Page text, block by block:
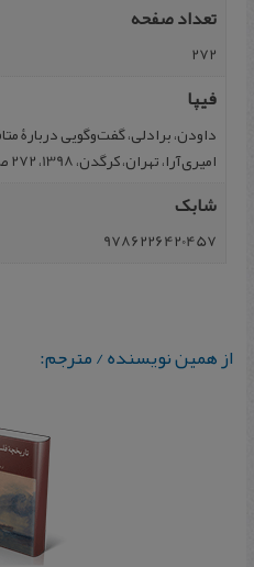
تعداد صفحه
272
فیپا
داودن، برادلی، گفت‌وگویی دربارۀ
امیری‌آرا، تهران، کرگدن، 1398، 272 صفحه.
شابک
9786226420457
از همین نویسنده / مترجم: